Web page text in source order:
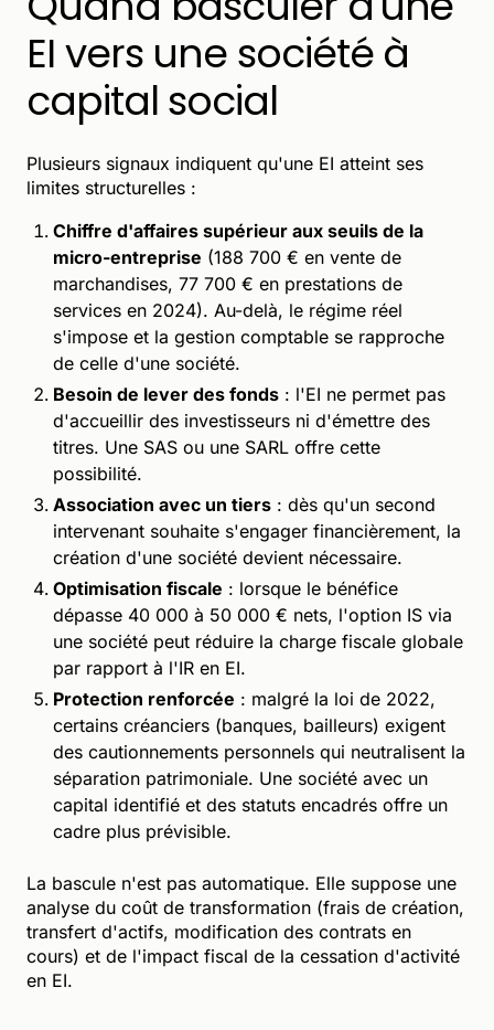
EI vers une société à
capital social
Plusieurs signaux indiquent qu'une EI atteint ses
limites structurelles :
Chiffre d'affaires supérieur aux seuils de la
micro-entreprise (188 700 € en vente de
marchandises, 77 700 € en prestations de
services en 2024). Au-delà, le régime réel
s'impose et la gestion comptable se rapproche
de celle d'une société.
Besoin de lever des fonds : l'EI ne permet pas
d'accueillir des investisseurs ni d'émettre des
titres. Une SAS ou une SARL offre cette
possibilité.
Association avec un tiers : dès qu'un second
intervenant souhaite s'engager financièrement, la
création d'une société devient nécessaire.
Optimisation fiscale : lorsque le bénéfice
dépasse 40 000 à 50 000 € nets, l'option IS via
une société peut réduire la charge fiscale globale
par rapport à l'IR en EI.
Protection renforcée : malgré la loi de 2022,
certains créanciers (banques, bailleurs) exigent
des cautionnements personnels qui neutralisent la
séparation patrimoniale. Une société avec un
capital identifié et des statuts encadrés offre un
cadre plus prévisible.
La bascule n'est pas automatique. Elle suppose une
analyse du coût de transformation (frais de création,
transfert d'actifs, modification des contrats en
cours) et de l'impact fiscal de la cessation d'activité
en EI.